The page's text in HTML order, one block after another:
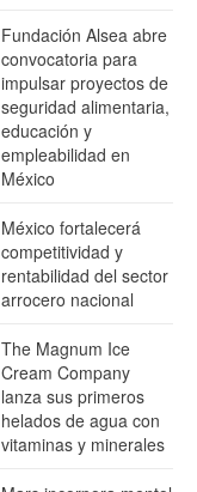
Fundación Alsea abre
convocatoria para
impulsar proyectos de
seguridad alimentaria,
educación y
empleabilidad en
México
México fortalecerá
competitividad y
rentabilidad del sector
arrocero nacional
The Magnum Ice
Cream Company
lanza sus primeros
helados de agua con
vitaminas y minerales